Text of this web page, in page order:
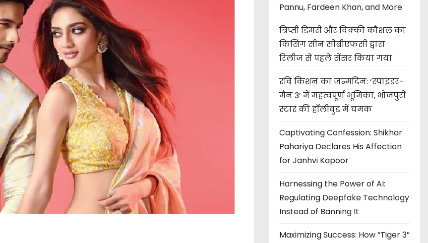
Pannu, Fardeen Khan, and More
त्रिप्ती डिमरी और विक्की कौशल का
किसिंग सीन सीबीएफसी द्वारा
रिलीज से पहले सेंसर किया गया
रवि किशन का जन्मदिन: ‘स्पाइडर-
मैन 3’ में महत्वपूर्ण भूमिका, भोजपुरी
स्टार की हॉलीवुड में चमक
Captivating Confession: Shikhar
Pahariya Declares His Affection
for Janhvi Kapoor
Harnessing the Power of AI:
Regulating Deepfake Technology
Instead of Banning It
Maximizing Success: How “Tiger 3”